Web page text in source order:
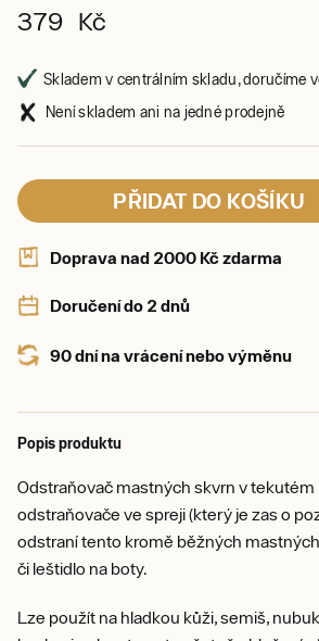
379 Kč
Skladem v centrálním skladu, doručíme
Není skladem ani na jedné prodejně
PŘIDAT DO KOŠÍKU
Doprava nad 2000 Kč zdarma
Doručení do 2 dnů
90 dní na vrácení nebo výměnu
Popis produktu
Odstraňovač mastných skvrn v tekutém
odstraňovače ve spreji (který je zas o
odstraní tento kromě běžných
či leštidlo na boty.
Lze použít na hladkou kůži, semiš,